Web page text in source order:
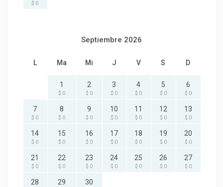
$ 0
Septiembre 2026
L Ma Mi J V S D
1
$ 0
2
$ 0
3
$ 0
4
$ 0
5
$ 0
6
$ 0
7
$ 0
8
$ 0
9
$ 0
10
$ 0
11
$ 0
12
$ 0
13
$ 0
14
$ 0
15
$ 0
16
$ 0
17
$ 0
18
$ 0
19
$ 0
20
$ 0
21
$ 0
22
$ 0
23
$ 0
24
$ 0
25
$ 0
26
$ 0
27
$ 0
28 29 30